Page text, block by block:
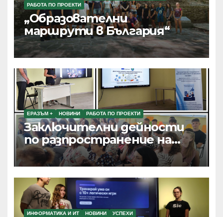
РАБОТА ПО ПРОЕКТИ
„Образователни
маршрути в България“
ЕРАЗЪМ + НОВИНИ РАБОТА ПО ПРОЕКТИ
Заключителни дейности
по разпространение на
резултатите от текущи
проекти по Програма
Еразъм+, ПОО и eTwinning
ИНФОРМАТИКА И ИТ НОВИНИ
УСПЕХИ